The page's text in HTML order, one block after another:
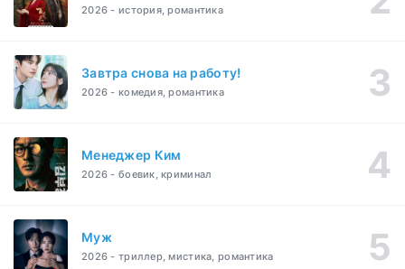
2026 - история, романтика
Завтра снова на работу!
2026 - комедия, романтика
Менеджер Ким
2026 - боевик, криминал
Муж
2026 - триллер, мистика, романтика